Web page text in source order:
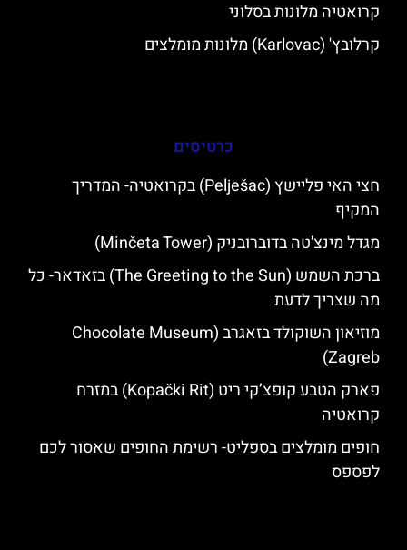
קרואטיה מלונות בסלוני
קרלובץ' (Karlovac) מלונות מומלצים
כרטיסים
חצי האי פליישץ (Pelješac) בקרואטיה- המדריך
המקיף
מגדל מינצ'טה בדוברובניק (Minčeta Tower)
ברכת השמש (The Greeting to the Sun) בזאדאר- כל
מה שצריך לדעת
מוזיאון השוקולד בזאגרב (Chocolate Museum
Zagreb)
פארק הטבע קופצ’קי ריט (Kopački Rit) במזרח
קרואטיה
חופים מומלצים בספליט- רשימת החופים שאסור לכם
לפספס